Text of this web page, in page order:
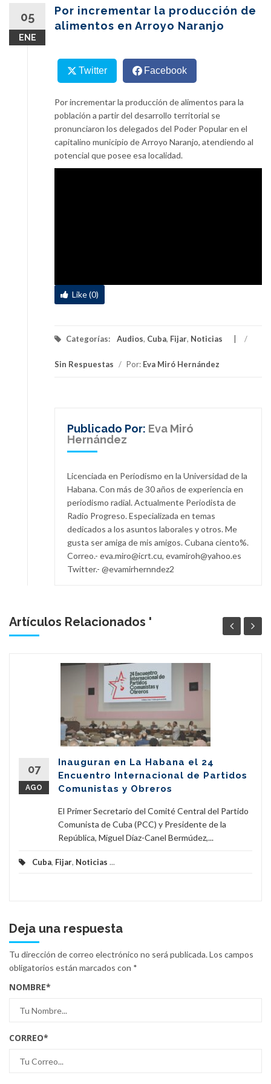
05
ENE
Por incrementar la producción de
alimentos en Arroyo Naranjo
Twitter Facebook
Por incrementar la producción de alimentos para la
población a partir del desarrollo territorial se
pronunciaron los delegados del Poder Popular en el
capitalino municipio de Arroyo Naranjo, atendiendo al
potencial que posee esa localidad.
Like (0)
Categorías: Audios, Cuba, Fijar, Noticias /
Sin Respuestas / Por: Eva Miró Hernández
Publicado Por: Eva Miró
Hernández
Licenciada en Periodismo en la Universidad de la
Habana. Con más de 30 años de experiencia en
periodismo radial. Actualmente Periodista de
Radio Progreso. Especializada en temas
dedicados a los asuntos laborales y otros. Me
gusta ser amiga de mis amigos. Cubana ciento%.
Correo.- eva.miro@icrt.cu, evamiroh@yahoo.es
Twitter.- @evamirhernndez2
Artículos Relacionados '
07
AGO
Inauguran en La Habana el 24
Encuentro Internacional de Partidos
Comunistas y Obreros
El Primer Secretario del Comité Central del Partido
Comunista de Cuba (PCC) y Presidente de la
República, Miguel Díaz-Canel Bermúdez,...
Cuba, Fijar, Noticias ...
Deja una respuesta
Tu dirección de correo electrónico no será publicada.Los campos
obligatorios están marcados con *
NOMBRE*
CORREO*